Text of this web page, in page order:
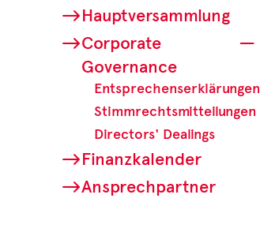
Hauptversammlung
Corporate
Governance
Entsprechenserklärungen
Stimmrechtsmitteilungen
Directors' Dealings
Finanzkalender
Ansprechpartner